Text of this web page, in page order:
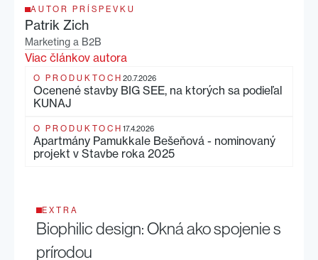
AUTOR PRÍSPEVKU
Patrik Zich
Marketing a B2B
Viac článkov autora
O PRODUKTOCH 20.7.2026
Ocenené stavby BIG SEE, na ktorých sa podieľal
KUNAJ
O PRODUKTOCH 17.4.2026
Apartmány Pamukkale Bešeňová - nominovaný
projekt v Stavbe roka 2025
EXTRA
Biophilic design: Okná ako spojenie s
prírodou